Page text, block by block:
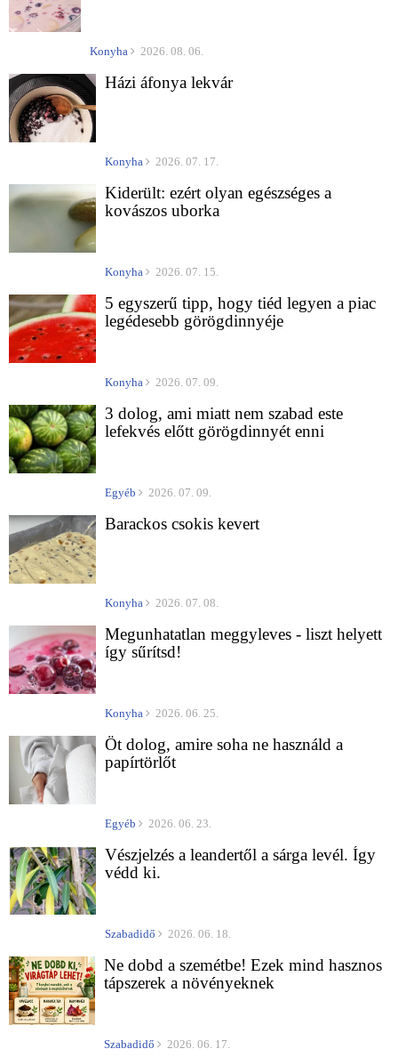
Konyha 2026. 08. 06.
Házi áfonya lekvár
Konyha 2026. 07. 17.
Kiderült: ezért olyan egészséges a
kovászos uborka
Konyha 2026. 07. 15.
5 egyszerű tipp, hogy tiéd legyen a piac
legédesebb görögdinnyéje
Konyha 2026. 07. 09.
3 dolog, ami miatt nem szabad este
lefekvés előtt görögdinnyét enni
Egyéb 2026. 07. 09.
Barackos csokis kevert
Konyha 2026. 07. 08.
Megunhatatlan meggyleves - liszt helyett
így sűrítsd!
Konyha 2026. 06. 25.
Öt dolog, amire soha ne használd a
papírtörlőt
Egyéb 2026. 06. 23.
Vészjelzés a leandertől a sárga levél. Így
védd ki.
Szabadidő 2026. 06. 18.
Ne dobd a szemétbe! Ezek mind hasznos
tápszerek a növényeknek
Szabadidő 2026. 06. 17.